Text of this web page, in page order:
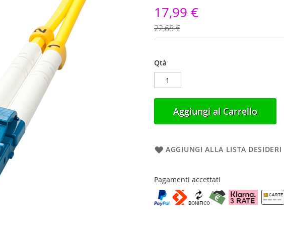
17,99 €
22,68 €
Qtà
Aggiungi al Carrello
AGGIUNGI ALLA LISTA DESIDERI
Pagamenti accettati